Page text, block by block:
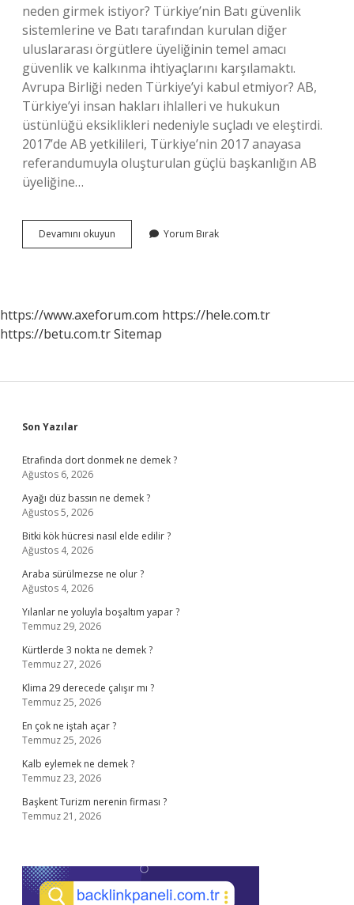
neden girmek istiyor? Türkiye’nin Batı güvenlik
sistemlerine ve Batı tarafından kurulan diğer
uluslararası örgütlere üyeliğinin temel amacı
güvenlik ve kalkınma ihtiyaçlarını karşılamaktı.
Avrupa Birliği neden Türkiye’yi kabul etmiyor? AB,
Türkiye’yi insan hakları ihlalleri ve hukukun
üstünlüğü eksiklikleri nedeniyle suçladı ve eleştirdi.
2017’de AB yetkilileri, Türkiye’nin 2017 anayasa
referandumuyla oluşturulan güçlü başkanlığın AB
üyeliğine…
Devamını okuyun
Ab
Yorum Bırak
https://www.axeforum.com https://hele.com.tr
https://betu.com.trSitemap
Sidebar
Son Yazılar
Etrafinda dort donmek ne demek ?
Ağustos 6, 2026
Ayağı düz bassın ne demek ?
Ağustos 5, 2026
Bitki kök hücresi nasıl elde edilir ?
Ağustos 4, 2026
Araba sürülmezse ne olur ?
Ağustos 4, 2026
Yılanlar ne yoluyla boşaltım yapar ?
Temmuz 29, 2026
Kürtlerde 3 nokta ne demek ?
Temmuz 27, 2026
Klima 29 derecede çalışır mı ?
Temmuz 25, 2026
En çok ne iştah açar ?
Temmuz 25, 2026
Kalb eylemek ne demek ?
Temmuz 23, 2026
Başkent Turizm nerenin firması ?
Temmuz 21, 2026